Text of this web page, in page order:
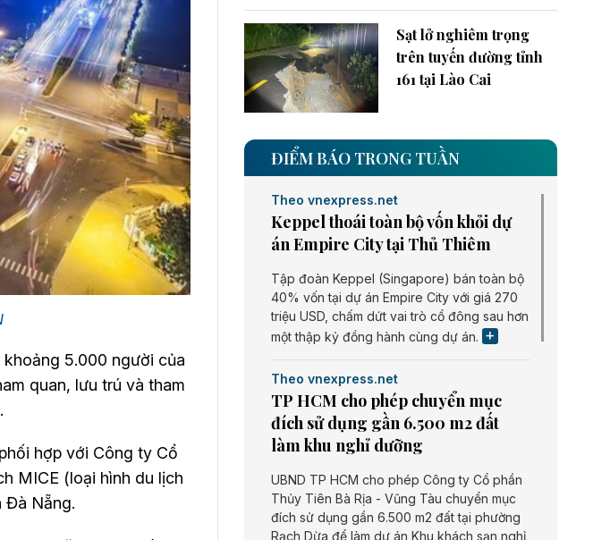
5.000 người của
quan, lưu trú và tham
phối hợp với Công ty Cổ
MICE (loại hình du lịch
Đà Nẵng.
Sạt lở nghiêm trọng
trên tuyến đường tỉnh
161 tại Lào Cai
ĐIỂM BÁO TRONG TUẦN
Theo vnexpress.net
Keppel thoái toàn bộ vốn khỏi dự
án Empire City tại Thủ Thiêm
Tập đoàn Keppel (Singapore) bán toàn bộ
40% vốn tại dự án Empire City với giá 270
triệu USD, chấm dứt vai trò cổ đông sau hơn
một thập kỷ đồng hành cùng dự án.
Theo vnexpress.net
TP HCM cho phép chuyển mục
đích sử dụng gần 6.500 m2 đất
làm khu nghỉ dưỡng
UBND TP HCM cho phép Công ty Cổ phần
Thủy Tiên Bà Rịa - Vũng Tàu chuyển mục
đích sử dụng gần 6.500 m2 đất tại phường
Rạch Dừa để làm dự án Khu khách sạn nghỉ